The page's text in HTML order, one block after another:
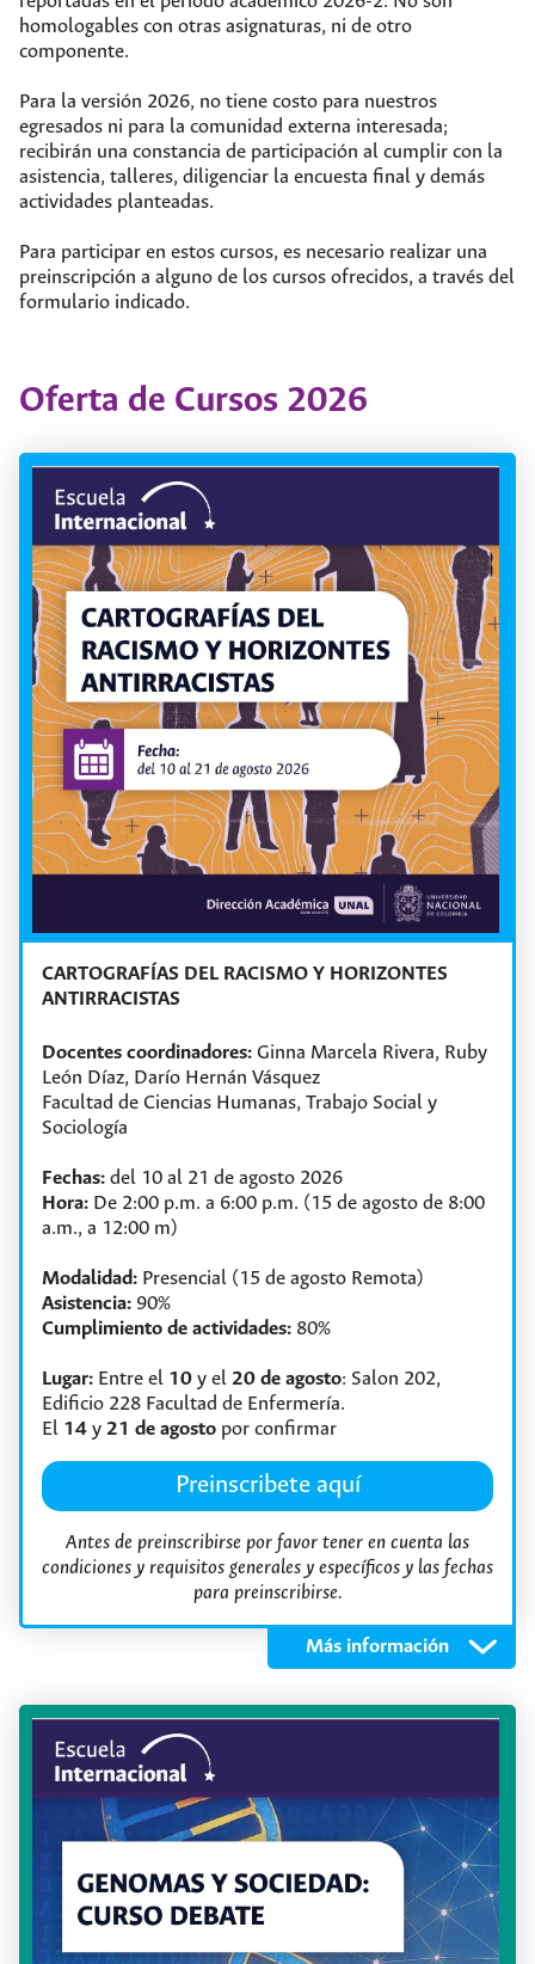
homologables con otras asignaturas, ni de otro
componente.
Para la versión 2026, no tiene costo para nuestros
egresados ni para la comunidad externa interesada;
recibirán una constancia de participación al cumplir con la
asistencia, talleres, diligenciar la encuesta final y demás
actividades planteadas.
Para participar en estos cursos, es necesario realizar una
preinscripción a alguno de los cursos ofrecidos, a través del
formulario indicado.
Oferta de Cursos 2026
CARTOGRAFÍAS DEL RACISMO Y HORIZONTES
ANTIRRACISTAS
Docentes coordinadores: Ginna Marcela Rivera, Ruby
León Díaz, Darío Hernán Vásquez
Facultad de Ciencias Humanas, Trabajo Social y
Sociología
Fechas: del 10 al 21 de agosto 2026
Hora: De 2:00 p.m. a 6:00 p.m. (15 de agosto de 8:00
a.m., a 12:00 m)
Modalidad: Presencial (15 de agosto Remota)
Asistencia: 90%
Cumplimiento de actividades: 80%
Lugar: Entre el 10 y el 20 de agosto: Salon 202,
Edificio 228 Facultad de Enfermería.
El 14 y 21 de agosto por confirmar
Preinscribete aquí
Antes de preinscribirse por favor tener en cuenta las
condiciones y requisitos generales y específicos y las fechas
para preinscribirse.
Requisitos
Objetivo general
Fortalecer en las personas participantes
conocimientos, habilidades críticas y prácticas
ético- políticas para comprender el sistema de
opresión racial y las múltiples expresiones de los
racismos que afectan a personas, comunidades y
pueblos étnico-raciales, desde una perspectiva
Más información